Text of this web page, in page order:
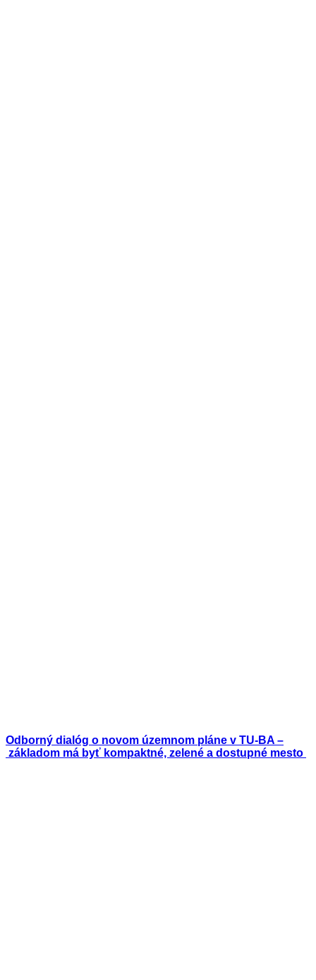
Odborný dialóg o novom územnom pláne v TU-BA –
základom má byť kompaktné, zelené a dostupné mesto